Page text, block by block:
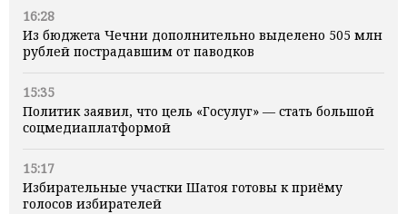
16:28
Из бюджета Чечни дополнительно выделено 505 млн
рублей пострадавшим от паводков
15:35
Политик заявил, что цель «Госулуг» — стать большой
соцмедиаплатформой
15:17
Избирательные участки Шатоя готовы к приёму
голосов избирателей